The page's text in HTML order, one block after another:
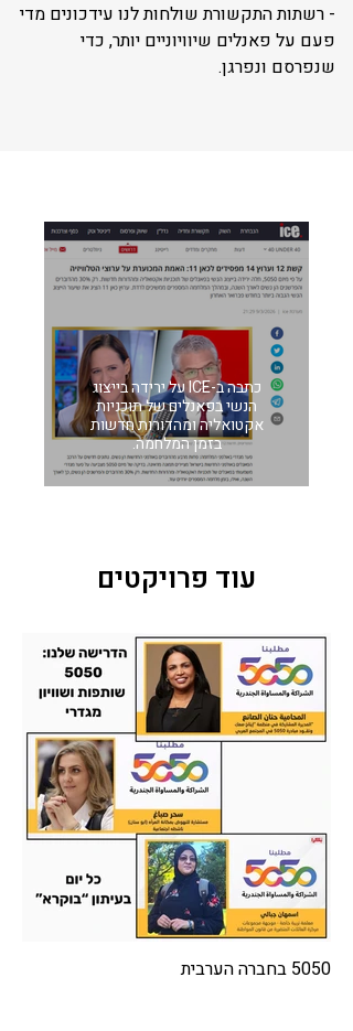
- רשתות התקשורת שולחות לנו עידכונים מדי
פעם על פאנלים שיוויוניים יותר, כדי
שנפרסם ונפרגן.
כתבה ב-ICE על ירידה בייצוג
הנשי בפאנלים של תוכניות
אקטואליה ומהדורות חדשות
בזמן המלחמה.
עוד פרויקטים
5050 בחברה הערבית